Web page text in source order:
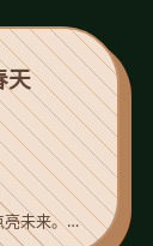
天
亮未来。…